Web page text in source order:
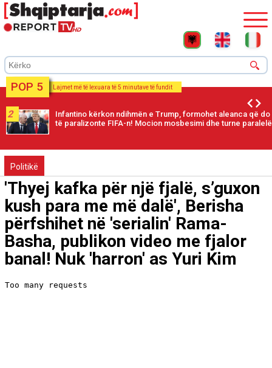
POP 5 Lajmet më të lexuara të 5 minutave të fundit
2
Infantino kërkon ndihmën e Trump, formohet aleanca që do
të paralizonte FIFA-n! Mocion mosbesimi dhe turne paralelë
Politikë
'Thyej kafka për një fjalë, s’guxon
kush para me më dalë', Berisha
përfshihet në 'serialin' Rama-
Basha, publikon video me fjalor
banal! Nuk 'harron' as Yuri Kim